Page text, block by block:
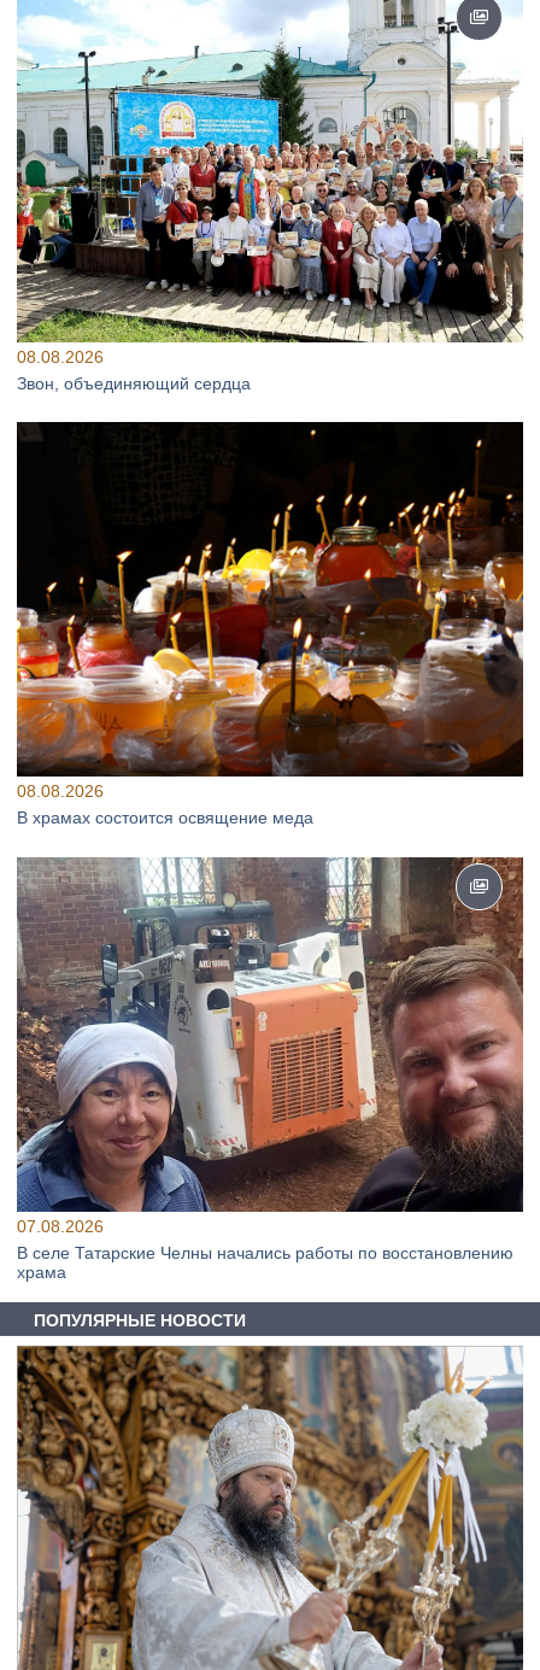
08.08.2026
Звон, объединяющий сердца
08.08.2026
В храмах состоится освящение меда
07.08.2026
В селе Татарские Челны начались работы по восстановлению
храма
ПОПУЛЯРНЫЕ НОВОСТИ